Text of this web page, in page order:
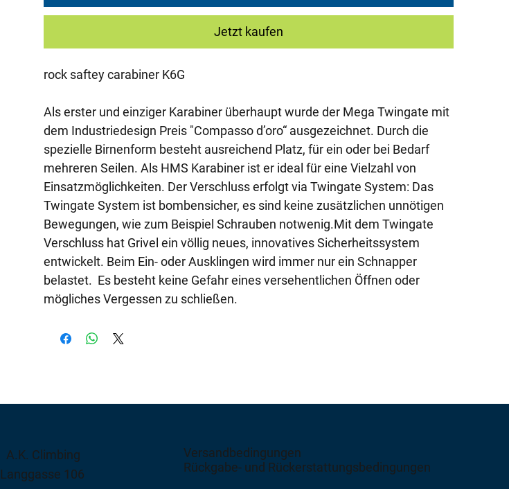
Jetzt kaufen
rock saftey carabiner K6G
Als erster und einziger Karabiner überhaupt wurde der Mega Twingate mit
dem Industriedesign Preis "Compasso d’oro“ ausgezeichnet. Durch die
spezielle Birnenform besteht ausreichend Platz, für ein oder bei Bedarf
mehreren Seilen. Als HMS Karabiner ist er ideal für eine Vielzahl von
Einsatzmöglichkeiten. Der Verschluss erfolgt via Twingate System: Das
Twingate System ist bombensicher, es sind keine zusätzlichen unnötigen
Bewegungen, wie zum Beispiel Schrauben notwenig.Mit dem Twingate
Verschluss hat Grivel ein völlig neues, innovatives Sicherheitssystem
entwickelt. Beim Ein- oder Ausklingen wird immer nur ein Schnapper
belastet. Es besteht keine Gefahr eines versehentlichen Öffnen oder
mögliches Vergessen zu schließen.
A.K. Climbing
Langgasse 106
Versandbedingungen
Rückgabe- und Rückerstattungsbedingungen